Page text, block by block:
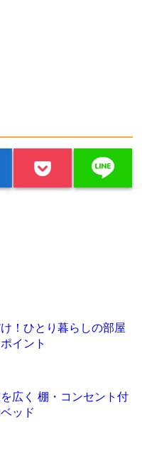
line
！ひとり暮らしの部屋
イント
広く 棚・コンセント付
ッド